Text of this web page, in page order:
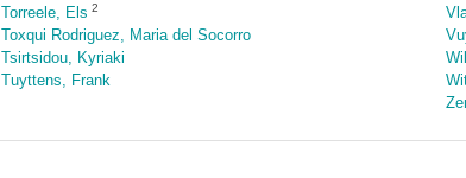
Torreele, Els 2
Toxqui Rodriguez, Maria del Socorro
Tsirtsidou, Kyriaki
Tuyttens, Frank